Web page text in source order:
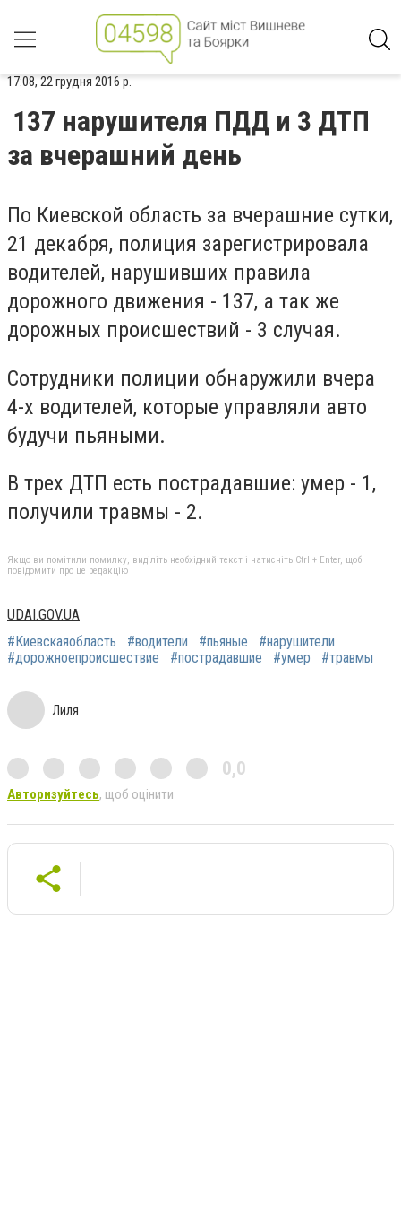
17:08, 22 грудня 2016 р.
137 нарушителя ПДД и 3 ДТП
за вчерашний день
По Киевской область за вчерашние сутки,
21 декабря, полиция зарегистрировала
водителей, нарушивших правила
дорожного движения - 137, а так же
дорожных происшествий - 3 случая.
Сотрудники полиции обнаружили вчера
4-х водителей, которые управляли авто
будучи пьяными.
В трех ДТП есть пострадавшие: умер - 1,
получили травмы - 2.
Якщо ви помітили помилку, виділіть необхідний текст і натисніть Ctrl + Enter, щоб
повідомити про це редакцію
UDAI.GOV.UA
#Киевскаяобласть
#водители #пьяные
#нарушители
#дорожноепроисшествие
#пострадавшие #умер #травмы
Лиля
0,0
Авторизуйтесь, щоб оцінити